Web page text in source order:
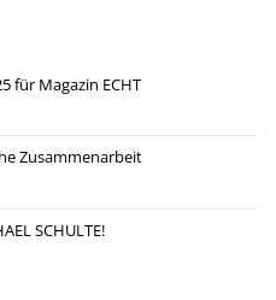
für Magazin ECHT
Zusammenarbeit
SCHULTE!